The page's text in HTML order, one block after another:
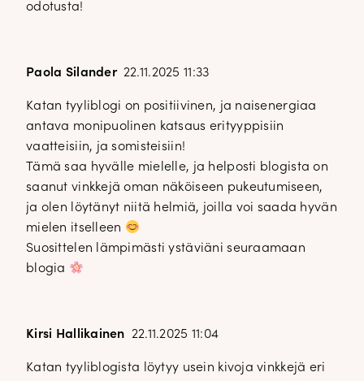
odotusta!
Paola Silander 22.11.2025 11:33
Katan tyyliblogi on positiivinen, ja naisenergiaa
antava monipuolinen katsaus erityyppisiin
vaatteisiin, ja somisteisiin!
Tämä saa hyvälle mielelle, ja helposti blogista on
saanut vinkkejä oman näköiseen pukeutumiseen,
ja olen löytänyt niitä helmiä, joilla voi saada hyvän
mielen itselleen
Suosittelen lämpimästi ystäviäni seuraamaan
blogia
Kirsi Hallikainen 22.11.2025 11:04
Katan tyyliblogista löytyy usein kivoja vinkkejä eri